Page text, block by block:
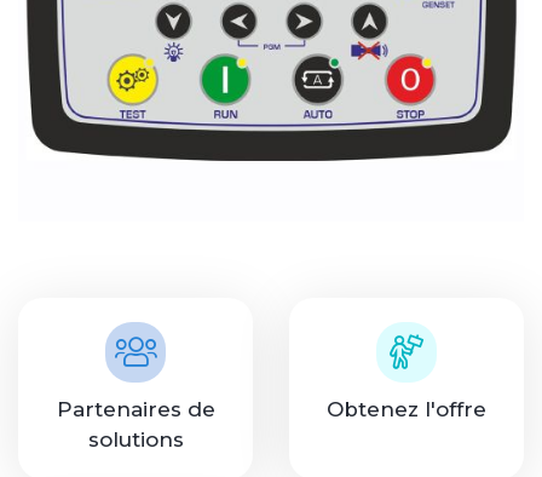
Partenaires de
solutions
Obtenez l'offre